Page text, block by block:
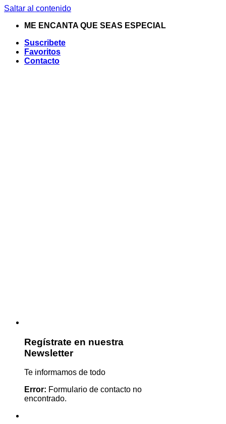
Saltar al contenido
ME ENCANTA QUE SEAS ESPECIAL
Suscribete
Favoritos
Contacto
Regístrate en nuestra
Newsletter
Te informamos de todo
Error: Formulario de contacto no
encontrado.